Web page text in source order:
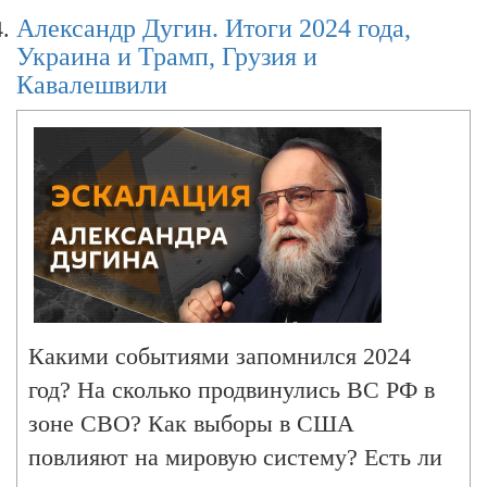
Украине
Александр Дугин. Освобождение Курской
области, ход переговоров, конфликт Индии и
Пакистана
Александр Дугин. Фильм про Путина, угрозы
Кремлю, выборы в Румынии, приемник
Трампа
Александр Дугин. Переговоры в Стамбуле,
саммит лидеров в день Победы, новый папа
Петербурге россияне,..
Александр Дугин. Итоги 2024 года,
Украина и Трамп, Грузия и
Кавалешвили
Какими событиями запомнился 2024
год? На сколько продвинулись ВС РФ в
зоне СВО? Как выборы в США
повлияют на мировую систему? Есть ли